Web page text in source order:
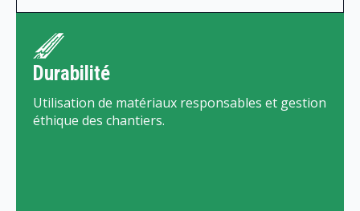
Durabilité
Utilisation de matériaux responsables et gestion
éthique des chantiers.